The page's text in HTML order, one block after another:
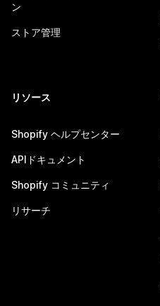
ン
ストア管理
リソース
Shopify ヘルプセンター
APIドキュメント
Shopify コミュニティ
リサーチ